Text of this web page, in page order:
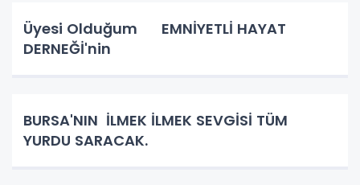
Üyesi Olduğum EMNİYETLİ HAYAT
DERNEĞİ'nin
BURSA'NIN İLMEK İLMEK SEVGİSİ TÜM
YURDU SARACAK.